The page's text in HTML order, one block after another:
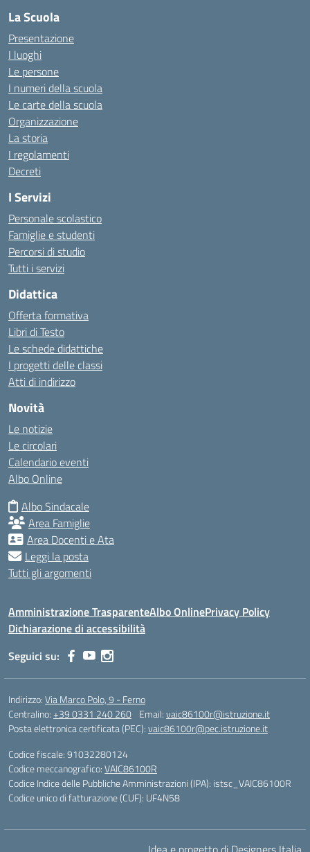
La Scuola
Presentazione
I luoghi
Le persone
I numeri della scuola
Le carte della scuola
Organizzazione
La storia
I regolamenti
Decreti
I Servizi
Personale scolastico
Famiglie e studenti
Percorsi di studio
Tutti i servizi
Didattica
Offerta formativa
Libri di Testo
Le schede didattiche
I progetti delle classi
Atti di indirizzo
Novità
Le notizie
Le circolari
Calendario eventi
Albo Online
Albo Sindacale
Area Famiglie
Area Docenti e Ata
Leggi la posta
Tutti gli argomenti
Amministrazione TrasparenteAlbo OnlinePrivacy Policy
Dichiarazione di accessibilità
Seguici su:
Indirizzo:Via Marco Polo, 9 - Ferno
Centralino:+39 0331 240 260 Email:vaic86100r@istruzione.it
Posta elettronica certificata (PEC):vaic86100r@pec.istruzione.it
Codice fiscale: 91032280124
Codice meccanografico:VAIC86100R
Codice Indice delle Pubbliche Amministrazioni (IPA): istsc_VAIC86100R
Codice unico di fatturazione (CUF): UF4N58